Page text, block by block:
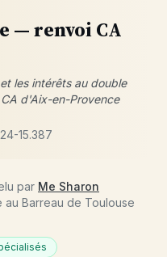
— renvoi CA
les intérêts au double
d'Aix-en-Provence
15.387
par Me Sharon
au Barreau de Toulouse